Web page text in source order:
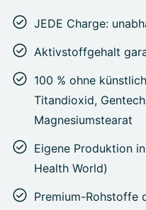
JEDE Charge:
Aktivstoffgehalt
100 % ohne
Titandioxid,
Magnesiumstearat
Eigene Produktion
Health World)
Premium-Rohstoffe